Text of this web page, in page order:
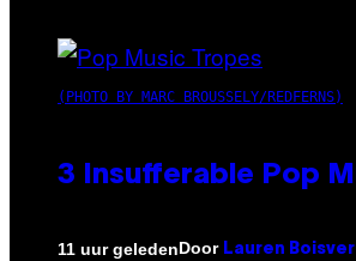
(PHOTO BY MARC BROUSSELY/REDFERNS)
3 Insufferable Pop
11 uur geledenDoor Lauren